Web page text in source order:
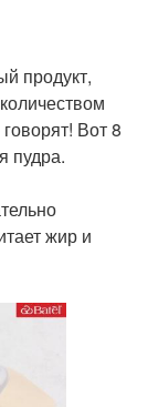
продукт,
Вот 8
пудра.
жир и